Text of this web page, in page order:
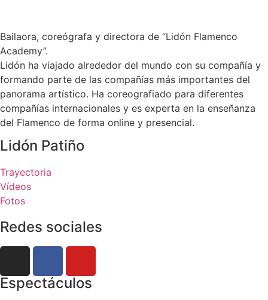
Bailaora, coreógrafa y directora de “Lidón Flamenco
Academy”.
Lidón ha viajado alrededor del mundo con su compañía y
formando parte de las compañías más importantes del
panorama artístico. Ha coreografiado para diferentes
compañías internacionales y es experta en la enseñanza
del Flamenco de forma online y presencial.
Lidón Patiño
Trayectoria
Vídeos
Fotos
Redes sociales
Espectáculos